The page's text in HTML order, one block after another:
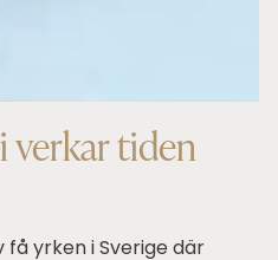
tiden
yrken i Sverige där